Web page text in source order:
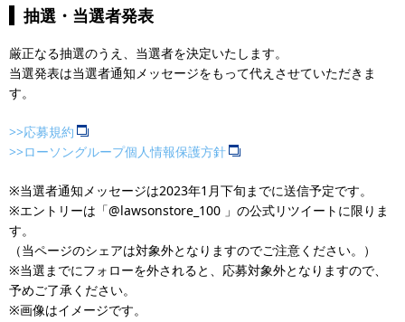
抽選・当選者発表
厳正なる抽選のうえ、当選者を決定いたします。
当選発表は当選者通知メッセージをもって代えさせていただきま
す。
>>応募規約
>>ローソングループ個人情報保護方針
※当選者通知メッセージは2023年1月下旬までに送信予定です。
※エントリーは「@lawsonstore_100 」の公式リツイートに限りま
す。
（当ページのシェアは対象外となりますのでご注意ください。）
※当選までにフォローを外されると、応募対象外となりますので、
予めご了承ください。
※画像はイメージです。